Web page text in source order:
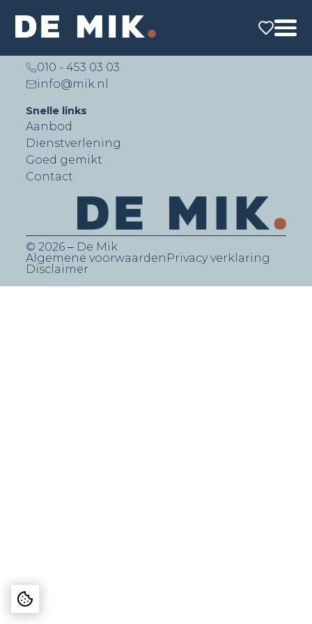
De Mik Real Estate Partners B.V.
Lichtenauerlaan 140 (Brainpark II)
010 - 453 03 03
info@mik.nl
Snelle links
Aanbod
Dienstverlening
Goed gemikt
Contact
© 2026 ‒ De Mik
Algemene voorwaarden Privacy verklaring
Disclaimer